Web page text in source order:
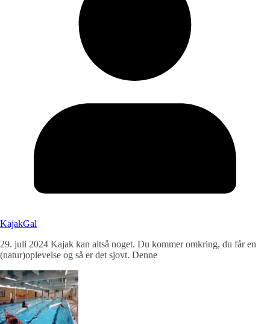
KajakGal
29. juli 2024 Kajak kan altså noget. Du kommer omkring, du får en
(natur)oplevelse og så er det sjovt. Denne